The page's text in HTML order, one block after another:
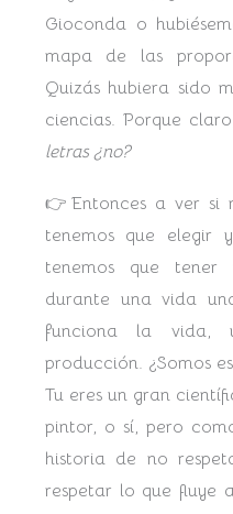
Gioconda o
mapa de las
Quizás hubiera sido
ciencias. Porque
letras ¿no?
👉Entonces a ver si
tenemos que elegir
tenemos que tener
durante una vida
funciona la vida,
producción. ¿Somos
Tu eres un gran
pintor, o sí, pero
historia de no
respetar lo que fluye